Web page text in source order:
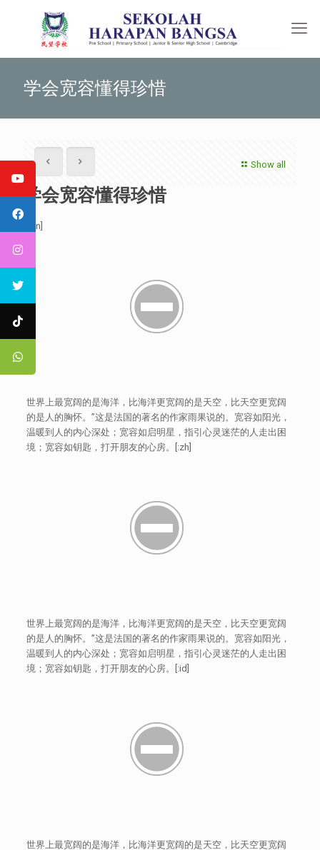
学会宽容懂得珍惜
Show all
学会宽容懂得珍惜
[:en]
世界上最宽阔的是海洋，比海洋更宽阔的是天空，比天空更宽阔
的是人的胸怀。”这是法国的著名的作家雨果说的。宽容如阳光，
温暖到人的内心深处；宽容如启明星，指引心灵迷茫的人走出困
境；宽容如钥匙，打开朋友的心房。[:zh]
世界上最宽阔的是海洋，比海洋更宽阔的是天空，比天空更宽阔
的是人的胸怀。”这是法国的著名的作家雨果说的。宽容如阳光，
温暖到人的内心深处；宽容如启明星，指引心灵迷茫的人走出困
境；宽容如钥匙，打开朋友的心房。[:id]
世界上最宽阔的是海洋，比海洋更宽阔的是天空，比天空更宽阔